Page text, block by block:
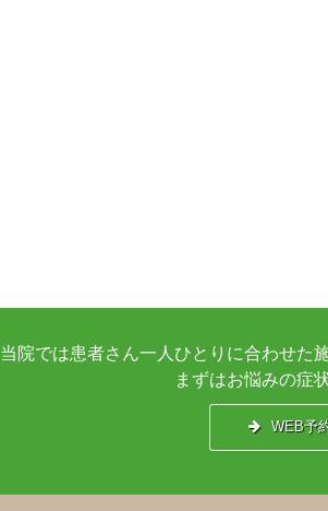
当院では患者さん一人ひとりに合わせた
まずはお悩みの症
WEB予